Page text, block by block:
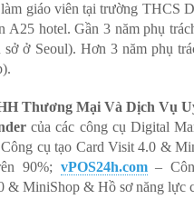
giáo viên tại trường THCS
A25 hotel. Gần 3 năm phụ
ở Seoul). Hơn 3 năm phụ
Thương Mại Và Dịch Vụ
của các công cụ Digital
cụ tạo Card Visit 4.0 &
90%; vPOS24h.com–
& MiniShop & Hồ sơ năng lực